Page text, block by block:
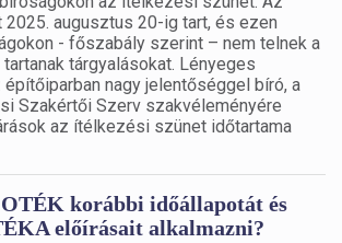
augusztus 20-ig tart, és ezen
- főszabály szerint – nem telnek a
tárgyalásokat. Lényeges
építőiparban nagy jelentőséggel bíró, a
Szakértői Szerv szakvéleményére
az ítélkezési szünet időtartama
korábbi időállapotát és
előírásait alkalmazni?